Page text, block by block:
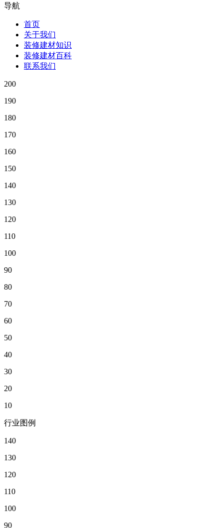
导航
首页
关于我们
装修建材知识
装修建材百科
联系我们
200
190
180
170
160
150
140
130
120
110
100
90
80
70
60
50
40
30
20
10
行业图例
140
130
120
110
100
90